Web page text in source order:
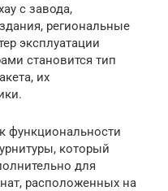
с завода,
региональные
эксплуатации
становится тип
их
функциональности
который
для
расположенных на